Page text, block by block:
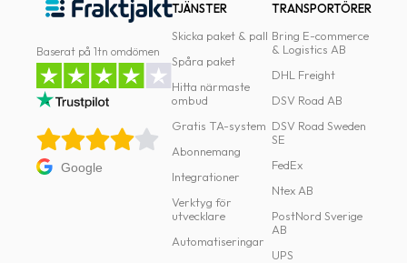
Baserat på 1tn omdömen
Google
TJÄNSTER
Skicka paket & pall
Spåra paket
Hitta närmaste
ombud
Gratis TA-system
Abonnemang
Integrationer
Verktyg för
utvecklare
Automatiseringar
TRANSPORTÖRER
Bring E-commerce
& Logistics AB
DHL Freight
DSV Road AB
DSV Road Sweden
SE
FedEx
Ntex AB
PostNord Sverige
AB
UPS